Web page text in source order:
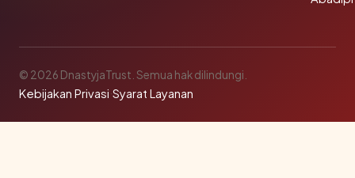
© 2026 DnastyjaTrust. Semua hak dilindungi.
Kebijakan Privasi·Syarat Layanan